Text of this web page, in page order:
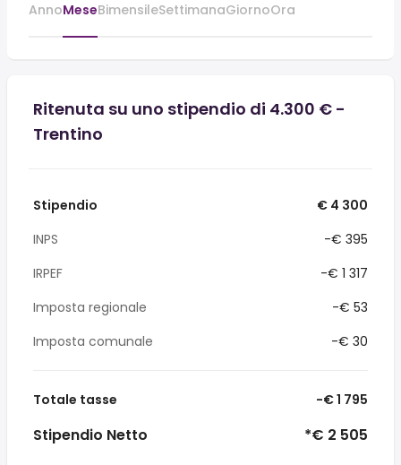
AnnoMeseBimensileSettimanaGiornoOra
Ritenuta su uno stipendio di 4.300 € -
Trentino
Stipendio
€ 4 300
INPS
-€ 395
IRPEF
-€ 1 317
Imposta regionale
-€ 53
Imposta comunale
-€ 30
Totale tasse -€ 1 795
Stipendio Netto *€ 2 505